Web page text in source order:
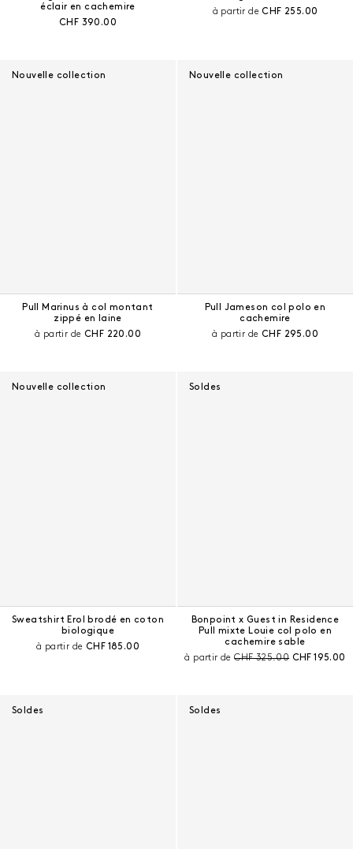
éclair en cachemire
Prix courant :
CHF 390.00
à partir dePrix courant :
CHF 255.00
Nouvelle collection
Pull Marinus à col montant
zippé en laine
à partir de Prix courant :
CHF 220.00
Nouvelle collection
Pull Jameson col polo en
cachemire
à partir de Prix courant :
CHF 295.00
Nouvelle collection
Sweatshirt Erol brodé en coton
biologique
à partir de Prix courant :
CHF 185.00
Soldes
Bonpoint x Guest in Residence
Pull mixte Louie col polo en
cachemire sable
à partir dePrix avant remise :
CHF 325.00 Prix courant
CHF 195.00
Soldes Soldes